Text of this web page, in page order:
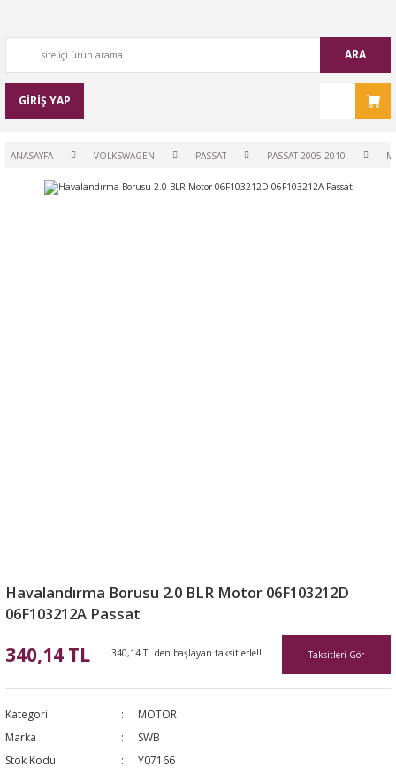
ARA
GİRİŞ YAP
ANASAYFA VOLKSWAGEN PASSAT PASSAT 2005-2010
Havalandırma Borusu 2.0 BLR Motor 06F103212D
06F103212A Passat
340,14 TL 340,14 TL den başlayan taksitlerle!! Taksitleri Gör
Kategori
MOTOR
Marka
SWB
Stok Kodu
Y07166